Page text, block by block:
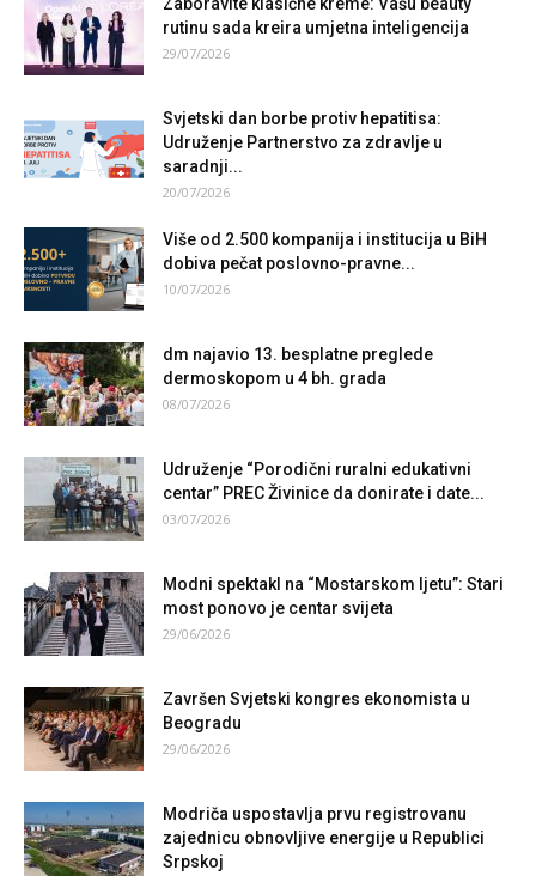
rutinu sada kreira umjetna inteligencija
29/07/2026
Svjetski dan borbe protiv hepatitisa:
Udruženje Partnerstvo za zdravlje u
saradnji...
20/07/2026
Više od 2.500 kompanija i institucija u BiH
dobiva pečat poslovno-pravne...
10/07/2026
dm najavio 13. besplatne preglede
dermoskopom u 4 bh. grada
08/07/2026
Udruženje “Porodični ruralni edukativni
centar” PREC Živinice da donirate i date...
03/07/2026
Modni spektakl na “Mostarskom ljetu”: Stari
most ponovo je centar svijeta
29/06/2026
Završen Svjetski kongres ekonomista u
Beogradu
29/06/2026
Modriča uspostavlja prvu registrovanu
zajednicu obnovljive energije u Republici
Srpskoj